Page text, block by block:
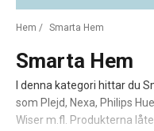
Hem / Smarta Hem
Smarta Hem
I denna kategori hittar du
som Plejd, Nexa, Philips
Wiser m.fl. Produkterna